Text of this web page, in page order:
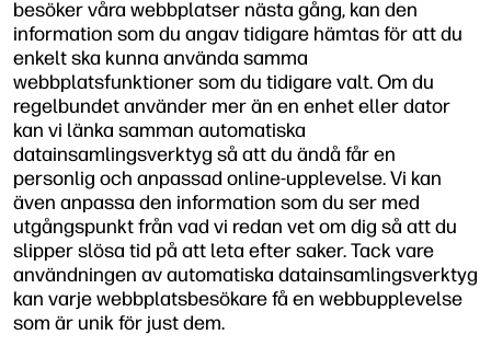
besöker våra webbplatser nästa gång, kan den
information som du angav tidigare hämtas för att du
enkelt ska kunna använda samma
webbplatsfunktioner som du tidigare valt. Om du
regelbundet använder mer än en enhet eller dator
kan vi länka samman automatiska
datainsamlingsverktyg så att du ändå får en
personlig och anpassad online-upplevelse. Vi kan
även anpassa den information som du ser med
utgångspunkt från vad vi redan vet om dig så att du
slipper slösa tid på att leta efter saker. Tack vare
användningen av automatiska datainsamlingsverktyg
kan varje webbplatsbesökare få en webbupplevelse
som är unik för just dem.